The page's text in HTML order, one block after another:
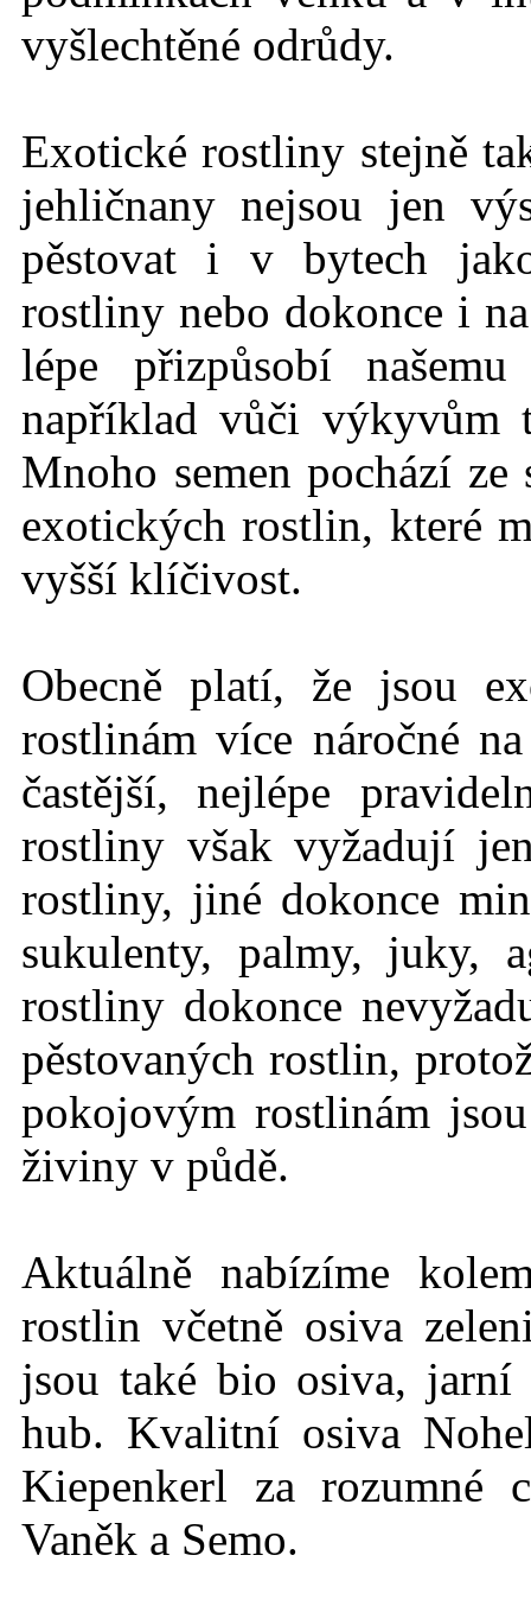
vyšlechtěné odrůdy.
Exotické rostliny stejně
jehličnany nejsou jen
pěstovat i v bytech
rostliny nebo dokonce i
lépe přizpůsobí
například vůči výkyvům
Mnoho semen pochází ze
exotických rostlin, které
vyšší klíčivost.
Obecně platí, že jsou
rostlinám více náročné
častější, nejlépe
rostliny však vyžadují
rostliny, jiné dokonce
sukulenty, palmy, juky,
rostliny dokonce
pěstovaných rostlin,
pokojovým rostlinám
živiny v půdě.
Aktuálně nabízíme
rostlin včetně osiva
jsou také bio osiva,
hub. Kvalitní osiva
Kiepenkerl za rozumné
Vaněk a Semo.